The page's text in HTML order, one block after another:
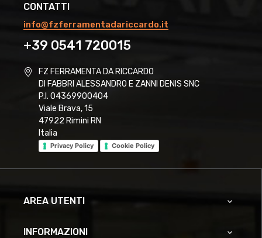
CONTATTI
info@fzferramentadariccardo.it
+39 0541 720015
FZ FERRAMENTA DA RICCARDO
DI FABBRI ALESSANDRO E ZANNI DENIS SNC
P.I. 04369900404
Viale Brava, 15
47922 Rimini RN
Italia
Privacy Policy Cookie Policy
AREA UTENTI 
INFORMAZIONI 